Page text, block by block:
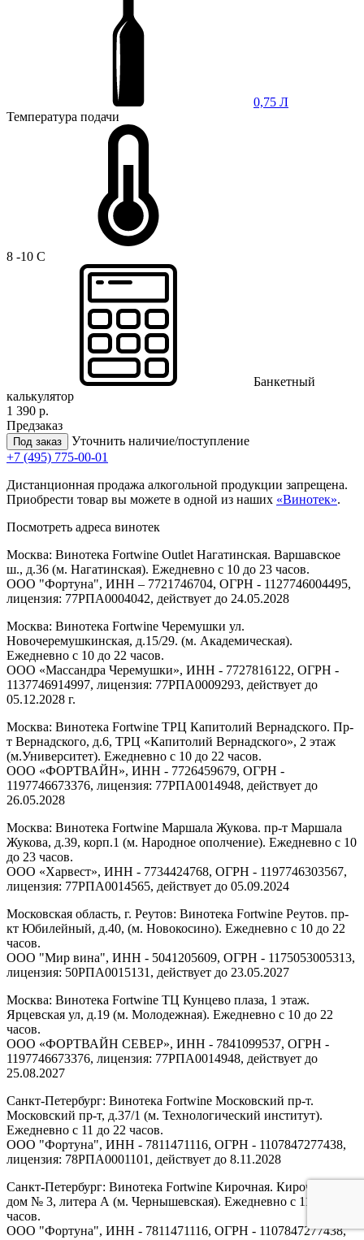
0,75 Л
Температура подачи
8 -10 C
Банкетный
калькулятор
1 390 р.
Предзаказ
Под заказ
Уточнить наличие/поступление
+7 (495) 775-00-01
Дистанционная продажа алкогольной продукции запрещена.
Приобрести товар вы можете в одной из наших «Винотек».
Посмотреть адреса винотек
Москва: Винотека Fortwine Outlet Нагатинская. Варшавское
ш., д.36 (м. Нагатинская). Ежедневно с 10 до 23 часов.
ООО "Фортуна", ИНН – 7721746704, ОГРН - 1127746004495,
лицензия: 77РПА0004042, действует до 24.05.2028
Москва: Винотека Fortwine Черемушки ул.
Новочеремушкинская, д.15/29. (м. Академическая).
Ежедневно с 10 до 22 часов.
ООО «Массандра Черемушки», ИНН - 7727816122, ОГРН -
1137746914997, лицензия: 77РПА0009293, действует до
05.12.2028 г.
Москва: Винотека Fortwine ТРЦ Капитолий Вернадского. Пр-
т Вернадского, д.6, ТРЦ «Капитолий Вернадского», 2 этаж
(м.Университет). Ежедневно с 10 до 22 часов.
ООО «ФОРТВАЙН», ИНН - 7726459679, ОГРН -
1197746673376, лицензия: 77РПА0014948, действует до
26.05.2028
Москва: Винотека Fortwine Маршала Жукова. пр-т Маршала
Жукова, д.39, корп.1 (м. Народное ополчение). Ежедневно с 10
до 23 часов.
ООО «Харвест», ИНН - 7734424768, ОГРН - 1197746303567,
лицензия: 77РПА0014565, действует до 05.09.2024
Московская область, г. Реутов: Винотека Fortwine Реутов. пр-
кт Юбилейный, д.40, (м. Новокосино). Ежедневно с 10 до 22
часов.
ООО "Мир вина", ИНН - 5041205609, ОГРН - 1175053005313,
лицензия: 50РПА0015131, действует до 23.05.2027
Москва: Винотека Fortwine ТЦ Кунцево плаза, 1 этаж.
Ярцевская ул, д.19 (м. Молодежная). Ежедневно с 10 до 22
часов.
ООО «ФОРТВАЙН СЕВЕР», ИНН - 7841099537, ОГРН -
1197746673376, лицензия: 77РПА0014948, действует до
25.08.2027
Санкт-Петербург: Винотека Fortwine Московский пр-т.
Московский пр-т, д.37/1 (м. Технологический институт).
Ежедневно с 11 до 22 часов.
ООО "Фортуна", ИНН - 7811471116, ОГРН - 1107847277438,
лицензия: 78РПА0001101, действует до 8.11.2028
Санкт-Петербург: Винотека Fortwine Кирочная. Кирочная ул,
дом № 3, литера А (м. Чернышевская). Ежедневно с 11 до 22
часов.
ООО "Фортуна", ИНН - 7811471116, ОГРН - 1107847277438,